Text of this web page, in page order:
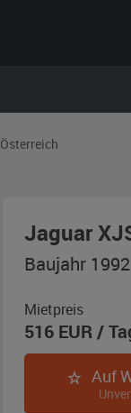
Österreich
Jaguar
Baujahr 1992
Mietpreis
516 EUR/
Auf